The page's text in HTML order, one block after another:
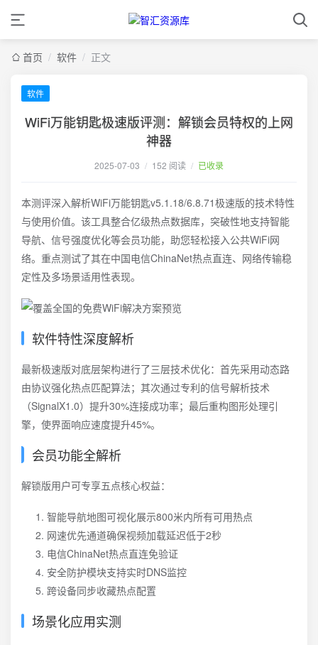
首页 / 软件 / 正文
软件
WiFi万能钥匙极速版评测：解锁会员特权的上网
神器
2025-07-03 / 152 阅读 / 已收录
本测评深入解析WiFi万能钥匙v5.1.18/6.8.71极速版的技术特性
与使用价值。该工具整合亿级热点数据库，突破性地支持智能
导航、信号强度优化等会员功能，助您轻松接入公共WiFi网
络。重点测试了其在中国电信ChinaNet热点直连、网络传输稳
定性及多场景适用性表现。
软件特性深度解析
最新极速版对底层架构进行了三层技术优化：首先采用动态路
由协议强化热点匹配算法；其次通过专利的信号解析技术
（SignalX1.0）提升30%连接成功率；最后重构图形处理引
擎，使界面响应速度提升45%。
会员功能全解析
解锁版用户可专享五点核心权益：
智能导航地图可视化展示800米内所有可用热点
网速优先通道确保视频加载延迟低于2秒
电信ChinaNet热点直连免验证
安全防护模块支持实时DNS监控
跨设备同步收藏热点配置
场景化应用实测